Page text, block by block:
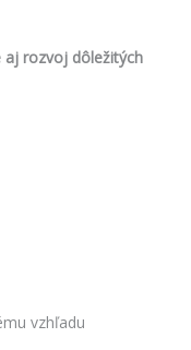
aj rozvoj dôležitých
vzhľadu